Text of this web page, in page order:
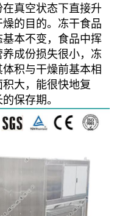
真空状态下直接升
的目的。冻干食品
本不变，食品中挥
成份损失很小，冻
积与干燥前基本相
大，能很快地复
保存期。